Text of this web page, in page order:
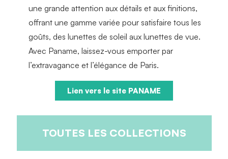
une grande attention aux détails et aux finitions,
offrant une gamme variée pour satisfaire tous les
goûts, des lunettes de soleil aux lunettes de vue.
Avec Paname, laissez-vous emporter par
l’extravagance et l’élégance de Paris.
Lien vers le site PANAME
TOUTES LES COLLECTIONS